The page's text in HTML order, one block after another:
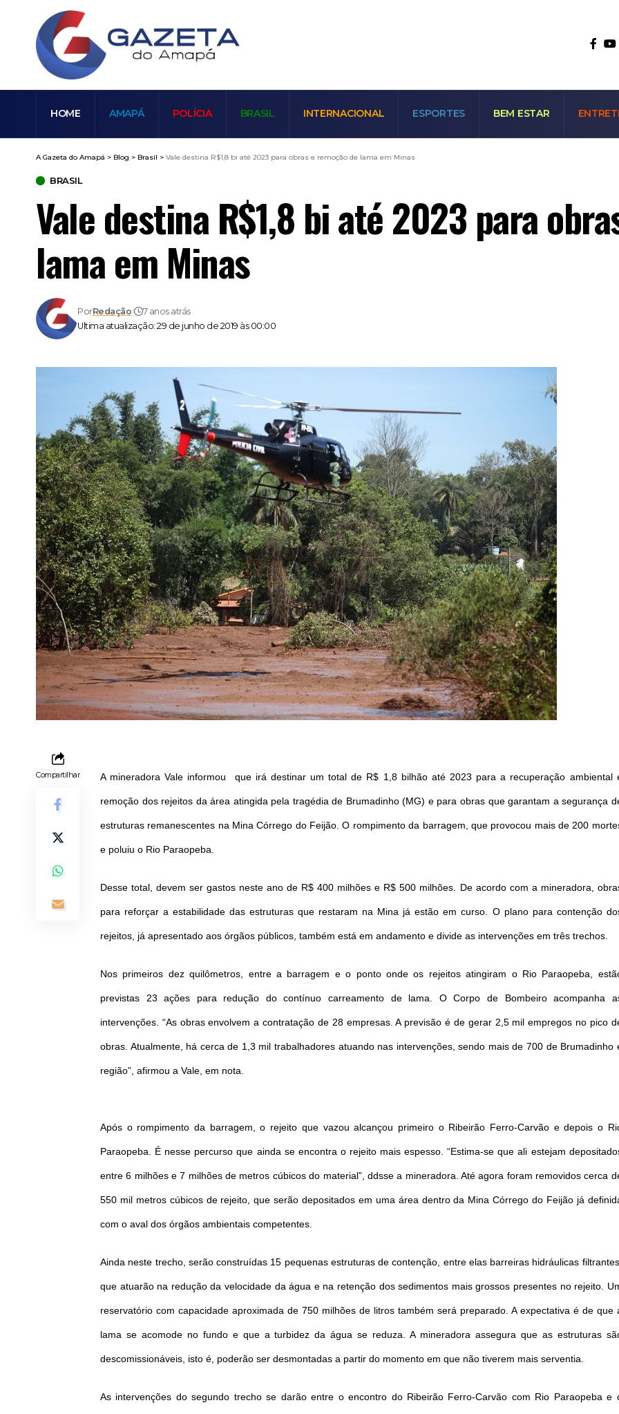
HOME AMAPÁ POLÍCIA BRASIL INTERNACIONAL ESPORTES BEM ESTAR
A Gazeta do Amapá > Blog > Brasil > Vale destina R$1,8 bi até 2023 para obras e remoção de lama em Minas
BRASIL
Vale destina R$1,8 bi até 2023 para
lama em Minas
Ultima atualização: 29 de junho de 2019 às 00:00
PorRedação 7 anos atrás
Compartilhar A mineradora Vale informou que irá destinar um total de R$ 1,8 bilhão até 2023 para a recuperação ambiental
remoção dos rejeitos da área atingida pela tragédia de Brumadinho (MG) e para obras que garantam a segurança
estruturas remanescentes na Mina Córrego do Feijão. O rompimento da barragem, que provocou mais de 200
e poluiu o Rio Paraopeba.
Desse total, devem ser gastos neste ano de R$ 400 milhões e R$ 500 milhões. De acordo com a mineradora,
para reforçar a estabilidade das estruturas que restaram na Mina já estão em curso. O plano para contenção
rejeitos, já apresentado aos órgãos públicos, também está em andamento e divide as intervenções em três trechos.
Nos primeiros dez quilômetros, entre a barragem e o ponto onde os rejeitos atingiram o Rio Paraopeba,
previstas 23 ações para redução do contínuo carreamento de lama. O Corpo de Bombeiro acompanha
intervenções. “As obras envolvem a contratação de 28 empresas. A previsão é de gerar 2,5 mil empregos no pico
obras. Atualmente, há cerca de 1,3 mil trabalhadores atuando nas intervenções, sendo mais de 700 de Brumadinho
região”, afirmou a Vale, em nota.
Após o rompimento da barragem, o rejeito que vazou alcançou primeiro o Ribeirão Ferro-Carvão e depois o
Paraopeba. É nesse percurso que ainda se encontra o rejeito mais espesso. “Estima-se que ali estejam
entre 6 milhões e 7 milhões de metros cúbicos do material”, ddsse a mineradora. Até agora foram removidos cerca
550 mil metros cúbicos de rejeito, que serão depositados em uma área dentro da Mina Córrego do Feijão já
com o aval dos órgãos ambientais competentes.
Ainda neste trecho, serão construídas 15 pequenas estruturas de contenção, entre elas barreiras hidráulicas filtrantes,
que atuarão na redução da velocidade da água e na retenção dos sedimentos mais grossos presentes no rejeito.
reservatório com capacidade aproximada de 750 milhões de litros também será preparado. A expectativa é de que
lama se acomode no fundo e que a turbidez da água se reduza. A mineradora assegura que as estruturas
descomissionáveis, isto é, poderão ser desmontadas a partir do momento em que não tiverem mais serventia.
As intervenções do segundo trecho se darão entre o encontro do Ribeirão Ferro-Carvão com Rio Paraopeba e